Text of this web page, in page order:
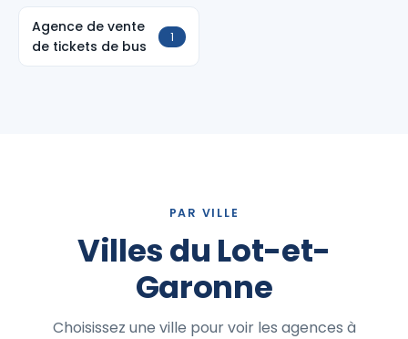
Agence de vente
de tickets de bus
1
PAR VILLE
Villes du Lot-et-
Garonne
Choisissez une ville pour voir les agences à